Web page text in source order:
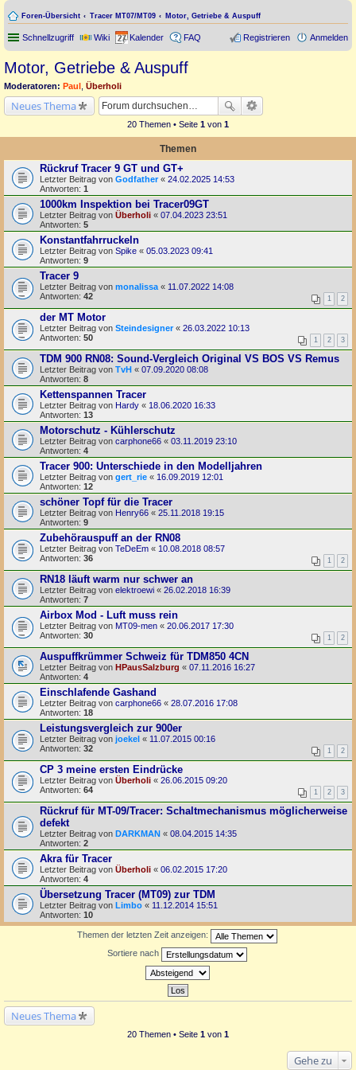
Foren-Übersicht Tracer MT07/MT09 Motor, Getriebe & Auspuff
Schnellzugriff Wiki Kalender FAQ Anmelden
Registrieren
Motor, Getriebe & Auspuff
Moderatoren: Paul Überholi
Neues Thema
20 Themen • Seite 1 von 1
Themen
Rückruf Tracer 9 GT und GT+
Letzter Beitrag von Godfather« 24.02.2025 14:53
Antworten: 1
1000km Inspektion bei Tracer09GT
Letzter Beitrag von Überholi « 07.04.2023 23:51
Antworten: 5
Konstantfahrruckeln
Letzter Beitrag von Spike « 05.03.2023 09:41
Antworten: 9
Tracer 9
Letzter Beitrag von monalissa « 11.07.2022 14:08
Antworten: 42 1 2
der MT Motor
Letzter Beitrag von Steindesigner« 26.03.2022 10:13
Antworten: 50 1 2 3
TDM 900 RN08: Sound-Vergleich Original VS BOS VS Remus
Letzter Beitrag von TvH « 07.09.2020 08:08
Antworten: 8
Kettenspannen Tracer
Letzter Beitrag von Hardy « 18.06.2020 16:33
Antworten: 13
Motorschutz - Kühlerschutz
Letzter Beitrag von carphone66 « 03.11.2019 23:10
Antworten: 4
Tracer 900: Unterschiede in den Modelljahren
Letzter Beitrag von gert_rie « 16.09.2019 12:01
Antworten: 12
schöner Topf für die Tracer
Letzter Beitrag von Henry66 « 25.11.2018 19:15
Antworten: 9
Zubehörauspuff an der RN08
Letzter Beitrag von TeDeEm « 10.08.2018 08:57
Antworten: 36 1 2
RN18 läuft warm nur schwer an
Letzter Beitrag von elektroewi « 26.02.2018 16:39
Antworten: 7
Airbox Mod - Luft muss rein
Letzter Beitrag von MT09-men « 20.06.2017 17:30
Antworten: 30 1 2
Auspuffkrümmer Schweiz für TDM850 4CN
Letzter Beitrag von HPausSalzburg « 07.11.2016 16:27
Antworten: 4
Einschlafende Gashand
Letzter Beitrag von carphone66 « 28.07.2016 17:08
Antworten: 18
Leistungsvergleich zur 900er
Letzter Beitrag von joekel « 11.07.2015 00:16
Antworten: 32 1 2
CP 3 meine ersten Eindrücke
Letzter Beitrag von Überholi « 26.06.2015 09:20
Antworten: 64 1 2 3
Rückruf für MT-09/Tracer: Schaltmechanismus möglicherweise
defekt
Letzter Beitrag von DARKMAN « 08.04.2015 14:35
Antworten: 2
Akra für Tracer
Letzter Beitrag von Überholi « 06.02.2015 17:20
Antworten: 4
Übersetzung Tracer (MT09) zur TDM
Letzter Beitrag von Limbo « 11.12.2014 15:51
Antworten: 10
Themen der letzten Zeit anzeigen:
Sortiere nach
Neues Thema
20 Themen • Seite 1 von 1
Gehe zu